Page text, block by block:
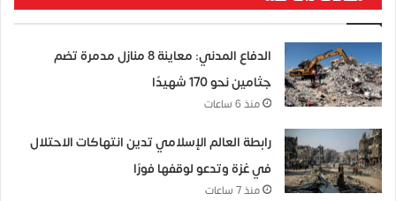
الدفاع المدني: معاينة 8 منازل مدمرة تضم
جثامين نحو 170 شهيدًا
منذ 6 ساعات
رابطة العالم الإسلامي تدين انتهاكات الاحتلال
في غزة وتدعو لوقفها فورًا
منذ 7 ساعات